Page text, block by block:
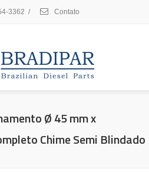
3362 / Contato
Ø 45 mm x
Chime Semi Blindado